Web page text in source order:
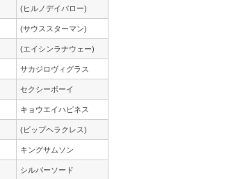
(ヒルノデイバロー)
(サウススターマン)
(エイシンラナウェー)
サカジロヴィグラス
セクシーボーイ
キョウエイハピネス
(ビップヘラクレス)
キングサムソン
シルバーソード